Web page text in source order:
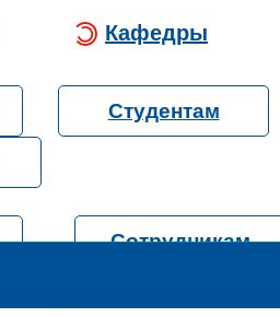
Кафедры
Студентам
Сотрудникам